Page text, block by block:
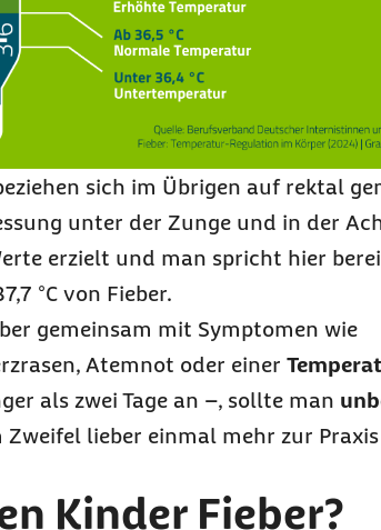
sich im Übrigen auf rektal
unter der Zunge und in der
erzielt und man spricht hier
°C von Fieber.
gemeinsam mit Symptomen wie
Atemnot oder einer
als zwei Tage an –, sollte man
Zweifel lieber einmal mehr zur
Kinder Fieber?